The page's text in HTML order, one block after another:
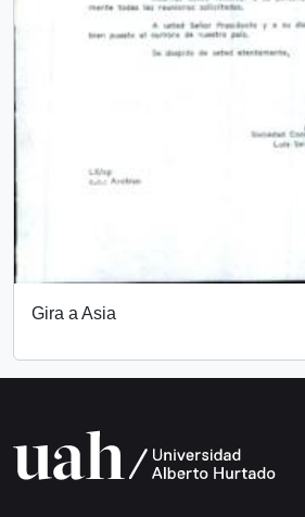
Gira a Asia